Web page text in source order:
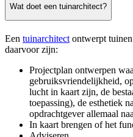
Wat doet een tuinarchitect?
Een tuinarchitect ontwerpt
daarvoor zijn:
Projectplan ontwerpen
gebruiksvriendelijkheid,
lucht in kaart zijn, de
toepassing), de esthetiek
opdrachtgever allemaal
In kaart brengen of het